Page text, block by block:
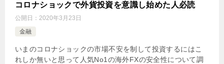
コロナショックで外貨投資を意識し始めた人必読
公開日： 2020年3月23日
金融
いまのコロナショックの市場不安を制して投資するにはこ
れしか無いと思って人気No1の海外FXの安全性について調